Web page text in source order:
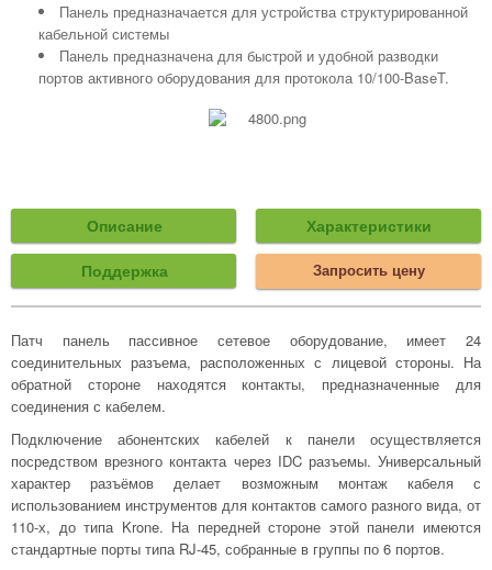
Панель предназначается для устройства структурированной
кабельной системы
Панель предназначена для быстрой и удобной разводки
портов активного оборудования для протокола 10/100-BaseT.
Описание Характеристики
Поддержка Запросить цену
Патч панель пассивное сетевое оборудование, имеет 24
соединительных разъема, расположенных с лицевой стороны. На
обратной стороне находятся контакты, предназначенные для
соединения с кабелем.
Подключение абонентских кабелей к панели осуществляется
посредством врезного контакта через IDC разъемы. Универсальный
характер разъёмов делает возможным монтаж кабеля с
использованием инструментов для контактов самого разного вида, от
110-х, до типа Krone. На передней стороне этой панели имеются
стандартные порты типа RJ-45, собранные в группы по 6 портов.